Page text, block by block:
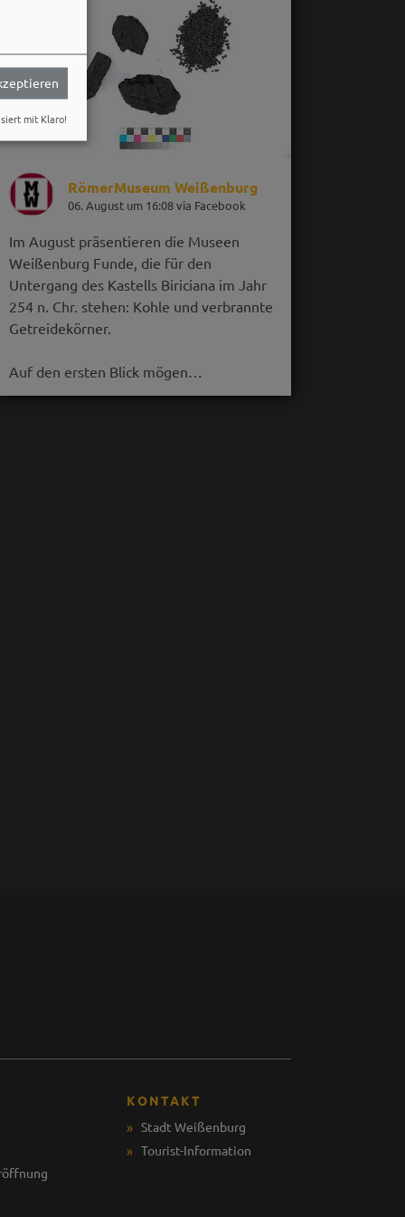
RömerMuseum Weißenburg
06. August um 16:08 via Facebook
Im August präsentieren die Museen
Weißenburg Funde, die für den
Untergang des Kastells Biriciana im Jahr
254 n. Chr. stehen: Kohle und verbrannte
Getreidekörner.
Auf den ersten Blick mögen…
KONTAKT
Stadt Weißenburg
Tourist-Information
mit Klaro!